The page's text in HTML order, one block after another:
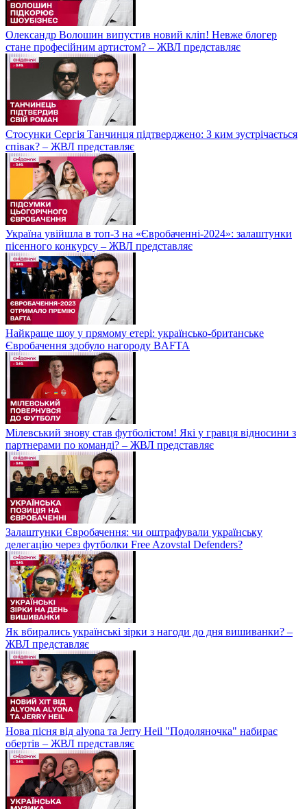
Олександр Волошин випустив новий кліп! Невже блогер
стане професійним артистом? – ЖВЛ представляє
Стосунки Сергія Танчинця підтверджено: З ким зустрічається
співак? – ЖВЛ представляє
Україна увійшла в топ-3 на «Євробаченні-2024»: залаштунки
пісенного конкурсу – ЖВЛ представляє
Найкраще шоу у прямому етері: українсько-британське
Євробачення здобуло нагороду BAFTA
Мілевський знову став футболістом! Які у гравця відносини з
партнерами по команді? – ЖВЛ представляє
Залаштунки Євробачення: чи оштрафували українську
делегацію через футболки Free Azovstal Defenders?
Як вбирались українські зірки з нагоди до дня вишиванки? –
ЖВЛ представляє
Нова пісня від alyona та Jerry Heil "Подоляночка" набирає
обертів – ЖВЛ представляє